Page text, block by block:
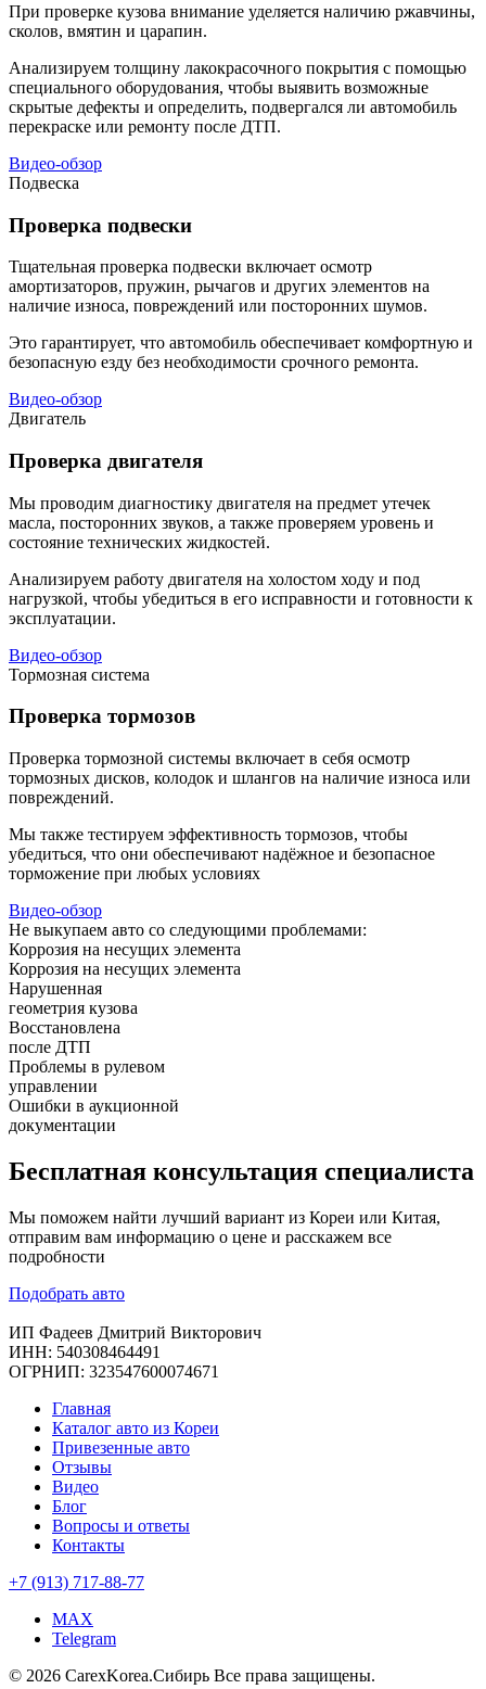
При проверке кузова внимание уделяется наличию ржавчины,
сколов, вмятин и царапин.
Анализируем толщину лакокрасочного покрытия с помощью
специального оборудования, чтобы выявить возможные
скрытые дефекты и определить, подвергался ли автомобиль
перекраске или ремонту после ДТП.
Видео-обзор
Подвеска
Проверка подвески
Тщательная проверка подвески включает осмотр
амортизаторов, пружин, рычагов и других элементов на
наличие износа, повреждений или посторонних шумов.
Это гарантирует, что автомобиль обеспечивает комфортную и
безопасную езду без необходимости срочного ремонта.
Видео-обзор
Двигатель
Проверка двигателя
Мы проводим диагностику двигателя на предмет утечек
масла, посторонних звуков, а также проверяем уровень и
состояние технических жидкостей.
Анализируем работу двигателя на холостом ходу и под
нагрузкой, чтобы убедиться в его исправности и готовности к
эксплуатации.
Видео-обзор
Тормозная система
Проверка тормозов
Проверка тормозной системы включает в себя осмотр
тормозных дисков, колодок и шлангов на наличие износа или
повреждений.
Мы также тестируем эффективность тормозов, чтобы
убедиться, что они обеспечивают надёжное и безопасное
торможение при любых условиях
Видео-обзор
Не выкупаем авто со следующими проблемами:
Коррозия на несущих элемента
Коррозия на несущих элемента
Нарушенная
геометрия кузова
Восстановлена
после ДТП
Проблемы в рулевом
управлении
Ошибки в аукционной
документации
Бесплатная консультация специалиста
Мы поможем найти лучший вариант из Кореи или Китая,
отправим вам информацию о цене и расскажем все
подробности
Подобрать авто
ИП Фадеев Дмитрий Викторович
ИНН: 540308464491
ОГРНИП: 323547600074671
Главная
Каталог авто из Кореи
Привезенные авто
Отзывы
Видео
Блог
Вопросы и ответы
Контакты
+7 (913) 717-88-77
MAX
Telegram
© 2026 CarexKorea.Сибирь Все права защищены.